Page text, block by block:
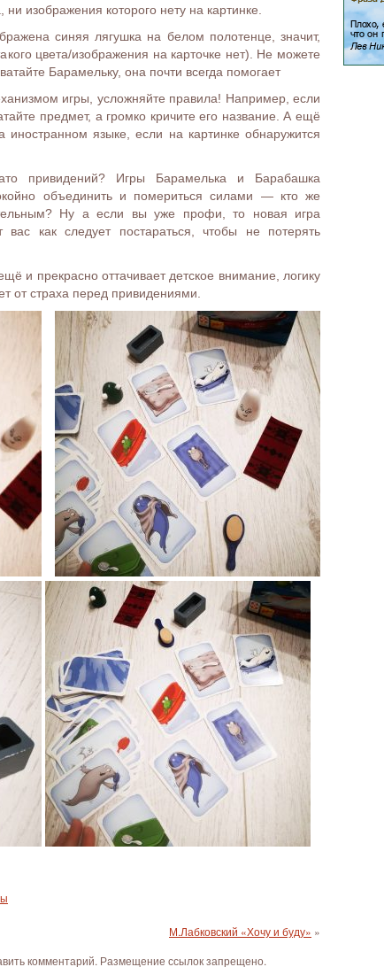
изображения которого нету на картинке.
синяя лягушка на белом полотенце, значит,
цвета/изображения на карточке нет). Не можете
Барамельку, она почти всегда помогает
игры, усложняйте правила! Например, если
предмет, а громко кричите его название. А ещё
языке, если на картинке обнаружится
привидений? Игры Барамелька и Барабашка
объединить и помериться силами — кто же
Ну а если вы уже профи, то новая игра
как следует постараться, чтобы не потерять
и прекрасно оттачивает детское внимание, логику
от страха перед привидениями.
М.Лабковский «Хочу и буду» »
комментарий. Размещение ссылок запрещено.